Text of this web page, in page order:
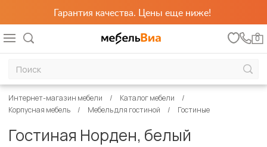
Гарантия качества. Цены еще ниже!
0
Интернет-магазин мебели
Каталог мебели
Корпусная мебель
Мебель для гостиной Гостиные
Гостиная Норден, белый